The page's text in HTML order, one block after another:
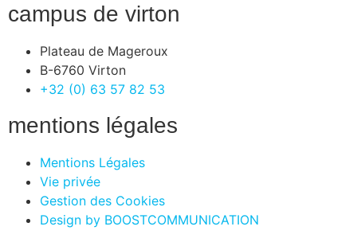
campus de virton
Plateau de Mageroux
B-6760 Virton
+32 (0) 63 57 82 53
mentions légales
Mentions Légales
Vie privée
Gestion des Cookies
Design by BOOSTCOMMUNICATION